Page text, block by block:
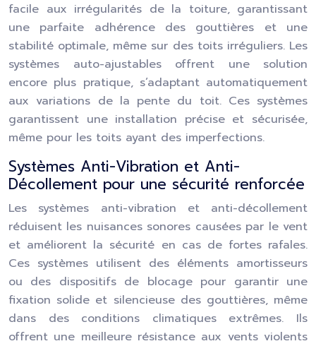
facile aux irrégularités de la toiture, garantissant
une parfaite adhérence des gouttières et une
stabilité optimale, même sur des toits irréguliers. Les
systèmes auto-ajustables offrent une solution
encore plus pratique, s’adaptant automatiquement
aux variations de la pente du toit. Ces systèmes
garantissent une installation précise et sécurisée,
même pour les toits ayant des imperfections.
Systèmes Anti-Vibration et Anti-
Décollement pour une sécurité renforcée
Les systèmes anti-vibration et anti-décollement
réduisent les nuisances sonores causées par le vent
et améliorent la sécurité en cas de fortes rafales.
Ces systèmes utilisent des éléments amortisseurs
ou des dispositifs de blocage pour garantir une
fixation solide et silencieuse des gouttières, même
dans des conditions climatiques extrêmes. Ils
offrent une meilleure résistance aux vents violents